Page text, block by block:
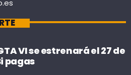
VI se estrenará el 27 de
pagas